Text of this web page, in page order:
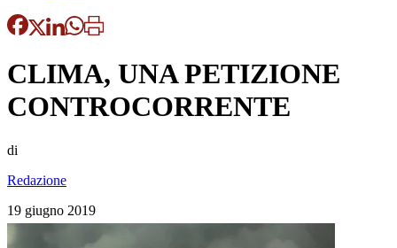
CLIMA, UNA PETIZIONE
CONTROCORRENTE
di
Redazione
19 giugno 2019